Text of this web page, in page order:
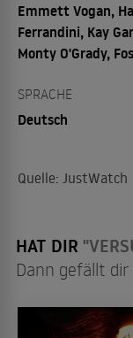
Emmett Vogan,
Ferrandini, Kay
Monty O'Grady,
SPRACHE
Deutsch
Quelle: JustWatch
HAT DIR
Dann gefällt